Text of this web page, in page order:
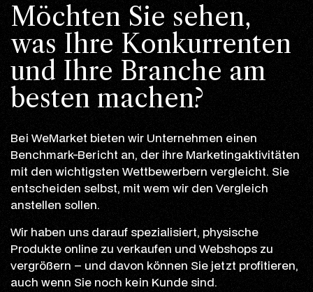
Möchten Sie sehen,
was Ihre Konkurrenten
und Ihre Branche am
besten machen?
Bei WeMarket bieten wir Unternehmen einen
Benchmark-Bericht an, der ihre Marketingaktivitäten
mit den wichtigsten Wettbewerbern vergleicht. Sie
entscheiden selbst, mit wem wir den Vergleich
anstellen sollen.
Wir haben uns darauf spezialisiert, physische
Produkte online zu verkaufen und Webshops zu
vergrößern – und davon können Sie jetzt profitieren,
auch wenn Sie noch kein Kunde sind.